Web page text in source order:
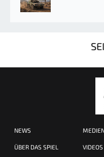
NEWS
ÜBER DAS SPIEL VIDEOS